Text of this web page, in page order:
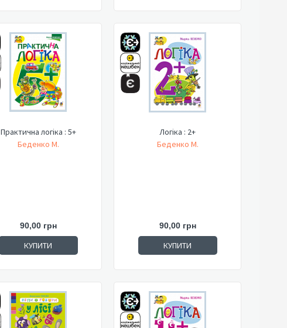
Практична логіка : 5+
Беденко М.
90,00 грн
КУПИТИ
Логіка : 2+
Беденко М.
90,00 грн
КУПИТИ